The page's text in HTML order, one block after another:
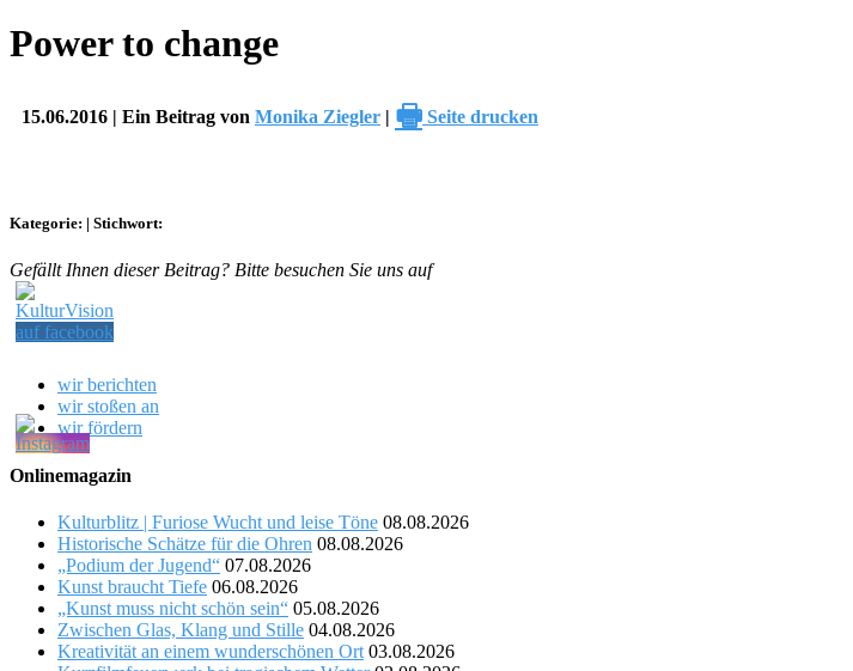
Power to change
15.06.2016 | Ein Beitrag von Monika Ziegler | 🖶 Seite drucken
Kategorie: | Stichwort:
Gefällt Ihnen dieser Beitrag? Bitte besuchen Sie uns auf
wir berichten
wir stoßen an
wir fördern
Onlinemagazin
Kulturblitz | Furiose Wucht und leise Töne 08.08.2026
Historische Schätze für die Ohren 08.08.2026
„Podium der Jugend“ 07.08.2026
Kunst braucht Tiefe 06.08.2026
„Kunst muss nicht schön sein“ 05.08.2026
Zwischen Glas, Klang und Stille 04.08.2026
Kreativität an einem wunderschönen Ort 03.08.2026